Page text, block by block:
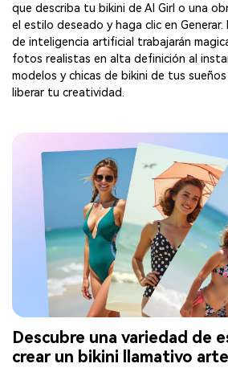
que describa tu bikini de AI Girl o una
el estilo deseado y haga clic en
de inteligencia artificial trabajarán
fotos realistas en alta definición al
modelos y chicas de bikini de tus
liberar tu creatividad.
Descubre una variedad de
crear un bikini llamativo arte